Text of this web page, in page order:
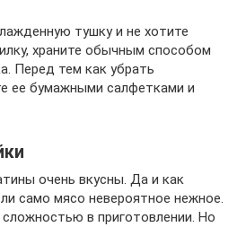
тушку и не хотите
храните обычным способом
Перед тем как убрать
ее бумажными салфетками и
очень вкусны. Да и как
само мясо невероятное нежное.
в приготовлении. Но